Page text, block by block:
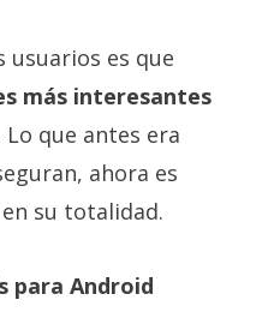
usuarios es que
más interesantes
Lo que antes era
ahora es
su totalidad.
para Android